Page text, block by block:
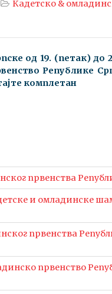
Кадетско &
oд 19. (петак) до
Републике
комплетан
првенства
и омладинске
првенства
првенство